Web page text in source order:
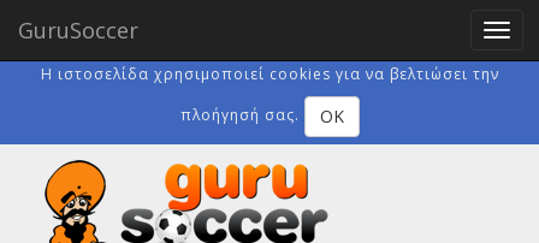
Η ιστοσελίδα χρησιμοποιεί cookies για να βελτιώσει την
πλοήγησή σας. OK
GuruSoccer